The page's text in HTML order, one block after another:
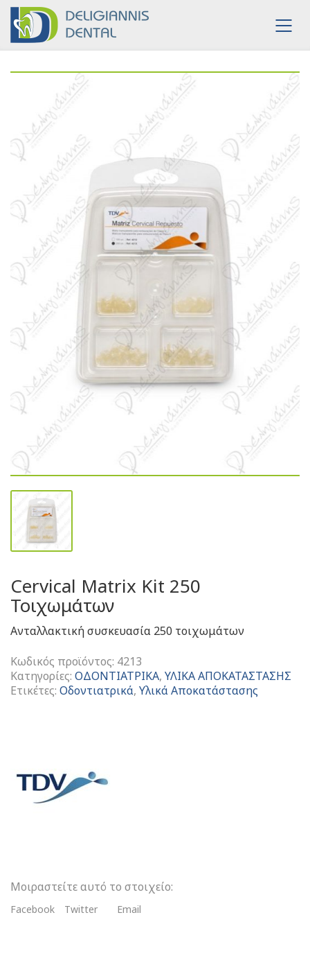
Cervical Matrix Kit 250
Τοιχωμάτων
Ανταλλακτική συσκευασία 250 τοιχωμάτων
Κωδικός προϊόντος: 4213
Κατηγορίες: ΟΔΟΝΤΙΑΤΡΙΚΑ, ΥΛΙΚΑ ΑΠΟΚΑΤΑΣΤΑΣΗΣ
Ετικέτες: Οδοντιατρικά, Υλικά Αποκατάστασης
Τοιχωμάτων
ποσότητα
Μοιραστείτε αυτό το στοιχείο:
Facebook Twitter Email